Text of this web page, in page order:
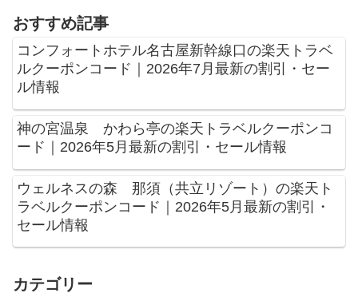
おすすめ記事
コンフォートホテル名古屋新幹線口の楽天トラベ
ルクーポンコード｜2026年7月最新の割引・セー
ル情報
神の宮温泉 かわら亭の楽天トラベルクーポンコ
ード｜2026年5月最新の割引・セール情報
ウェルネスの森 那須（共立リゾート）の楽天ト
ラベルクーポンコード｜2026年5月最新の割引・
セール情報
カテゴリー